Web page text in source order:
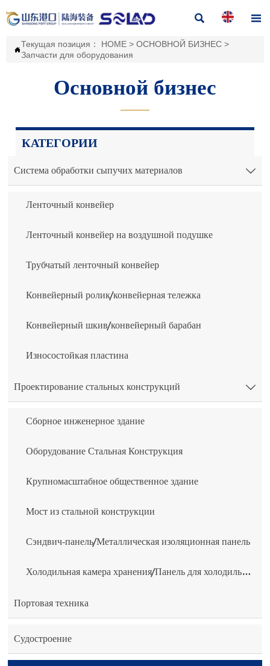
 

Текущая позиция： HOME> ОСНОВНОЙ БИЗНЕС>
Запчасти для оборудования
Основной бизнес
———
КАТЕГОРИИ
Система обработки сыпучих материалов 
Ленточный конвейер
Ленточный конвейер на воздушной подушке
Трубчатый ленточный конвейер
Конвейерный ролик/конвейерная тележка
Конвейерный шкив/конвейерный барабан
Износостойкая пластина
Проектирование стальных конструкций 
Сборное инженерное здание
Оборудование Стальная Конструкция
Крупномасштабное общественное здание
Мост из стальной конструкции
Сэндвич-панель/Металлическая изоляционная панель
Холодильная камера хранения/Панель для холодильной камеры
Портовая техника
Судостроение